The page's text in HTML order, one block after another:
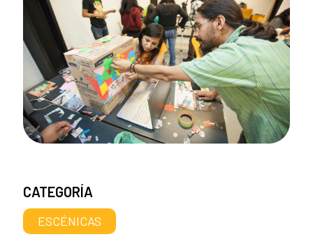
CATEGORÍA
ESCÉNICAS